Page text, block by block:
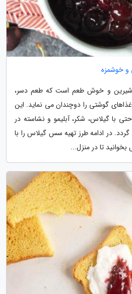
خوشمزه
و خوش طعم است که طعم دسر،
گوشتی را دوچندان می نماید. این
با گیلاس، شکر، آبلیمو و نشاسته در
می گردد. در ادامه طرز تهیه سس گیلاس را با
تا در منزل...